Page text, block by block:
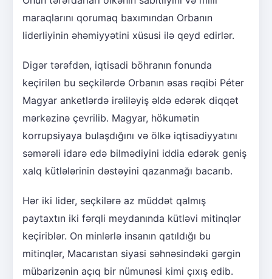
maraqlarını qorumaq baxımından Orbanın
liderliyinin əhəmiyyətini xüsusi ilə qeyd edirlər.
Digər tərəfdən, iqtisadi böhranın fonunda
keçirilən bu seçkilərdə Orbanın əsas rəqibi Péter
Magyar anketlərdə irəliləyiş əldə edərək diqqət
mərkəzinə çevrilib. Magyar, hökumətin
korrupsiyaya bulaşdığını və ölkə iqtisadiyyatını
səmərəli idarə edə bilmədiyini iddia edərək geniş
xalq kütlələrinin dəstəyini qazanmağı bacarıb.
Hər iki lider, seçkilərə az müddət qalmış
paytaxtın iki fərqli meydanında kütləvi mitinqlər
keçiriblər. On minlərlə insanın qatıldığı bu
mitinqlər, Macarıstan siyasi səhnəsindəki gərgin
mübarizənin açıq bir nümunəsi kimi çıxış edib.